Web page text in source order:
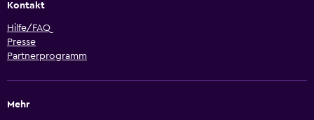
Kontakt
Hilfe/FAQ
Presse
Partnerprogramm
Mehr